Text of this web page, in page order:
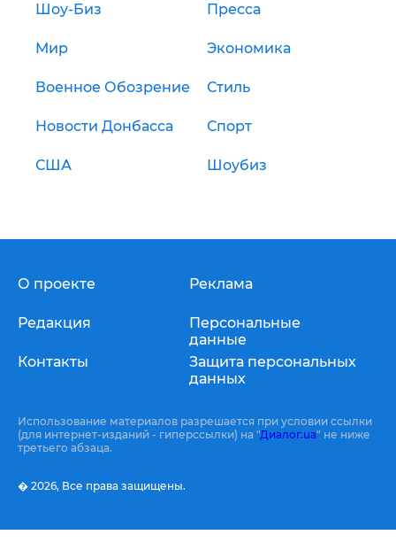
Шоу-Биз Пресса
Мир Экономика
Военное Обозрение Стиль
Новости Донбасса Спорт
США Шоубиз
О проекте
Редакция
Контакты
Реклама
Персональные
данные
Защита персональных
данных
Использование материалов разрешается при условии ссылки
(для интернет-изданий - гиперссылки) на "Диалог.ua" не ниже
третьего абзаца.
� 2026, Все права защищены.